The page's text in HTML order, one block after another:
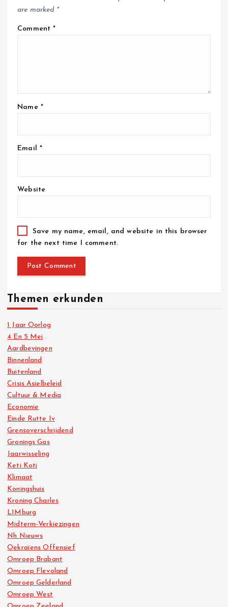
are marked *
Comment*
Name *
Email *
Website
Save my name, email, and website in this browser
for the next time I comment.
Themen erkunden
1 Jaar Oorlog
4 En 5 Mei
Aardbevingen
Binnenland
Buitenland
Crisis Asielbeleid
Cultuur & Media
Economie
Einde Rutte Iv
Grensoverschrijdend
Gronings Gas
Jaarwisseling
Keti Koti
Klimaat
Koningshuis
Kroning Charles
L1Mburg
Midterm-Verkiezingen
Nh Nieuws
Oekraïens Offensief
Omroep Brabant
Omroep Flevoland
Omroep Gelderland
Omroep West